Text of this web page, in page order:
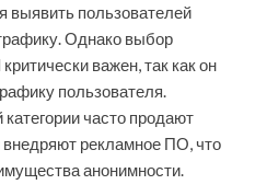
пользователей
Однако выбор
важен, так как он
пользователя.
часто продают
рекламное ПО, что
анонимности.